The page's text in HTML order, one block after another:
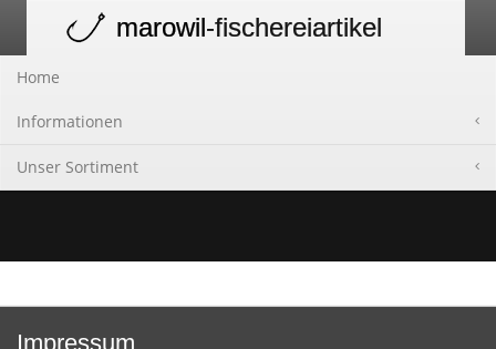
navigation
marowil-fischereiartikel
Home
Informationen
Unser Sortiment
Impressum